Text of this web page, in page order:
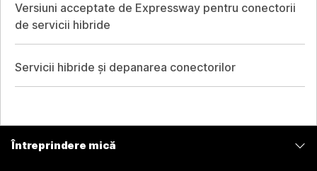
Versiuni acceptate de Expressway pentru conectorii
de servicii hibride
Servicii hibride și depanarea conectorilor
Întreprindere mică